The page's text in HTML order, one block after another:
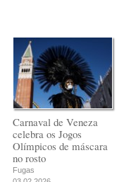
Carnaval de Veneza
celebra os Jogos
Olímpicos de máscara
no rosto
Fugas